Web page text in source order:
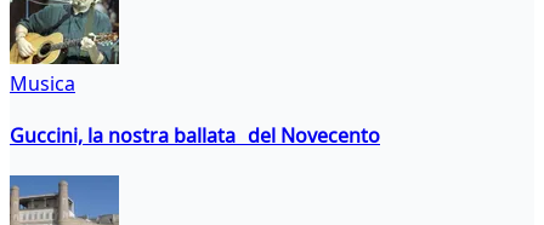
Musica
Guccini, la nostra ballata del Novecento